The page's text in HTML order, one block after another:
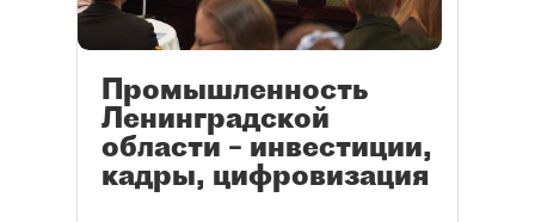
Промышленность
Ленинградской
области – инвестиции,
кадры, цифровизация